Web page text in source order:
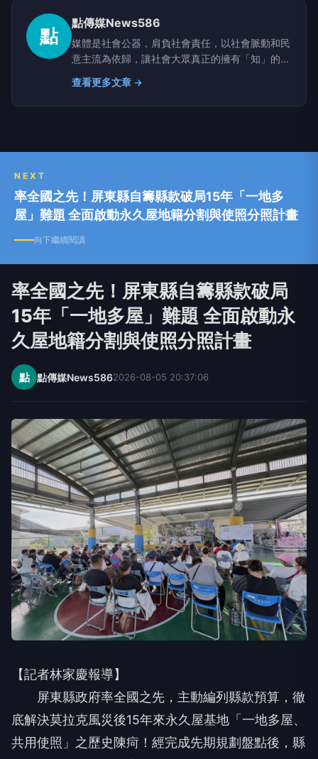
點
點傳媒News586
媒體是社會公器，肩負社會責任，以社會脈動和民
意主流為依歸，讓社會大眾真正的擁有「知」的權
利。
查看更多文章 →
NEXT
率全國之先！屏東縣自籌縣款破局15年「一地多
屋」難題 全面啟動永久屋地籍分割與使照分照計畫
向下繼續閱讀
率全國之先！屏東縣自籌縣款破局
15年「一地多屋」難題 全面啟動永
久屋地籍分割與使照分照計畫
點 點傳媒News5862026-08-05 20:37:06
【記者林家慶報導】
屏東縣政府率全國之先，主動編列縣款預算，徹
底解決莫拉克風災後15年來永久屋基地「一地多屋、
共用使照」之歷史陳疴！經完成先期規劃盤點後，縣